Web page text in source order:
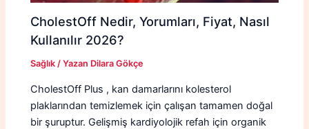
CholestOff Nedir, Yorumları, Fiyat, Nasıl
Kullanılır 2026?
Sağlık / Yazan Dilara Gökçe
CholestOff Plus , kan damarlarını kolesterol
plaklarından temizlemek için çalışan tamamen doğal
bir şuruptur. Gelişmiş kardiyolojik refah için organik